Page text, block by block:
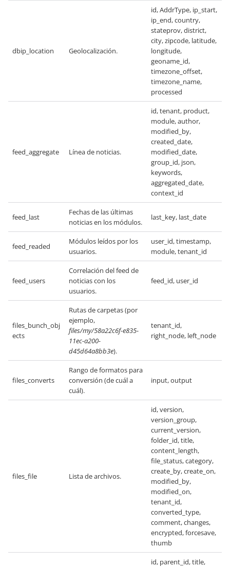
dbip_location Geolocalización.
id, AddrType, ip_start,
ip_end, country,
stateprov, district,
city, zipcode, latitude,
longitude,
geoname_id,
timezone_offset,
timezone_name,
processed
feed_aggregate Línea de noticias.
id, tenant, product,
module, author,
modified_by,
created_date,
modified_date,
group_id, json,
keywords,
aggregated_date,
context_id
feed_last
Fechas de las últimas
noticias en los módulos.
last_key, last_date
feed_readed
Módulos leídos por los
usuarios.
user_id, timestamp,
module, tenant_id
feed_users
Correlación del feed de
noticias con los
usuarios.
feed_id, user_id
files_bunch_obj
ects
Rutas de carpetas (por
ejemplo,
files/my/58a22c6f-e835-
11ec-a200-
d45d64a8bb3e).
tenant_id,
right_node, left_node
files_converts
Rango de formatos para
conversión (de cuál a
cuál).
input, output
files_file Lista de archivos.
id, version,
version_group,
current_version,
folder_id, title,
content_length,
file_status, category,
create_by, create_on,
modified_by,
modified_on,
tenant_id,
converted_type,
comment, changes,
encrypted, forcesave,
thumb
id, parent_id, title,